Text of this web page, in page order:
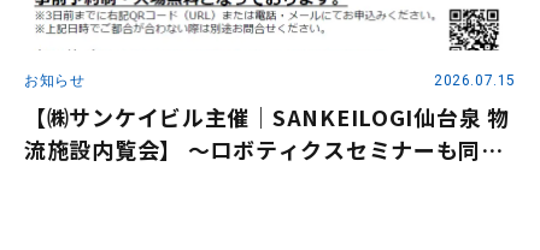
お知らせ 2026.07.15
【㈱サンケイビル主催｜SANKEILOGI仙台泉 物
流施設内覧会】 ～ロボティクスセミナーも同時